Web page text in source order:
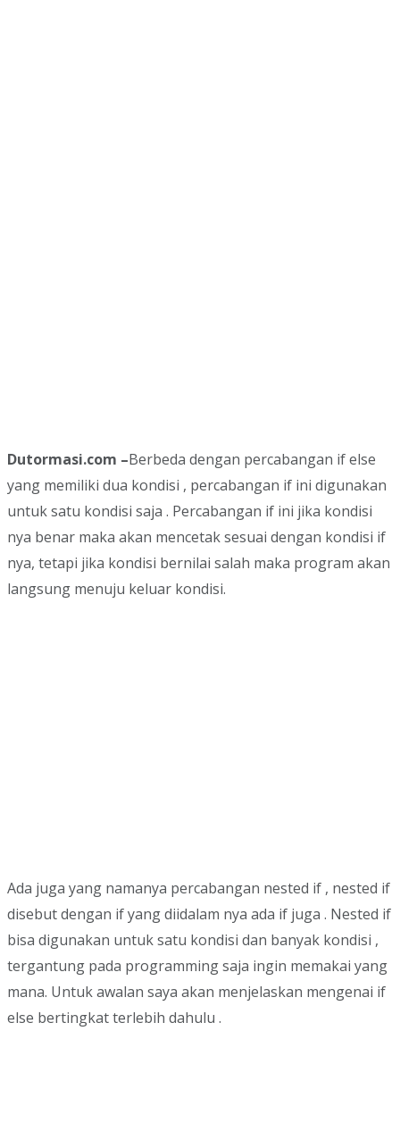
Dutormasi.com –Berbeda dengan percabangan if else
yang memiliki dua kondisi , percabangan if ini digunakan
untuk satu kondisi saja . Percabangan if ini jika kondisi
nya benar maka akan mencetak sesuai dengan kondisi if
nya, tetapi jika kondisi bernilai salah maka program akan
langsung menuju keluar kondisi.
Ada juga yang namanya percabangan nested if , nested if
disebut dengan if yang diidalam nya ada if juga . Nested if
bisa digunakan untuk satu kondisi dan banyak kondisi ,
tergantung pada programming saja ingin memakai yang
mana. Untuk awalan saya akan menjelaskan mengenai if
else bertingkat terlebih dahulu .